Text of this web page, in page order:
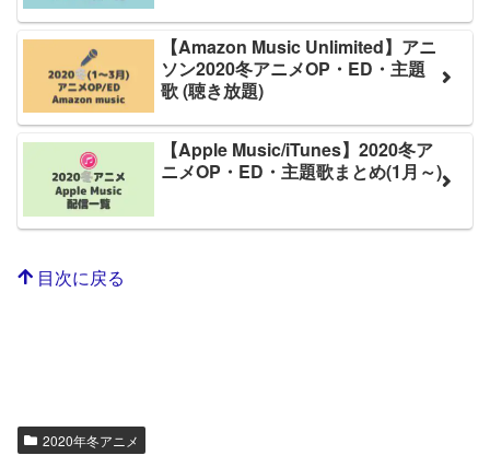
【Amazon Music Unlimited】アニ
ソン2020冬アニメOP・ED・主題
歌 (聴き放題)
【Apple Music/iTunes】2020冬ア
ニメOP・ED・主題歌まとめ(1月～)
目次に戻る
2020年冬アニメ